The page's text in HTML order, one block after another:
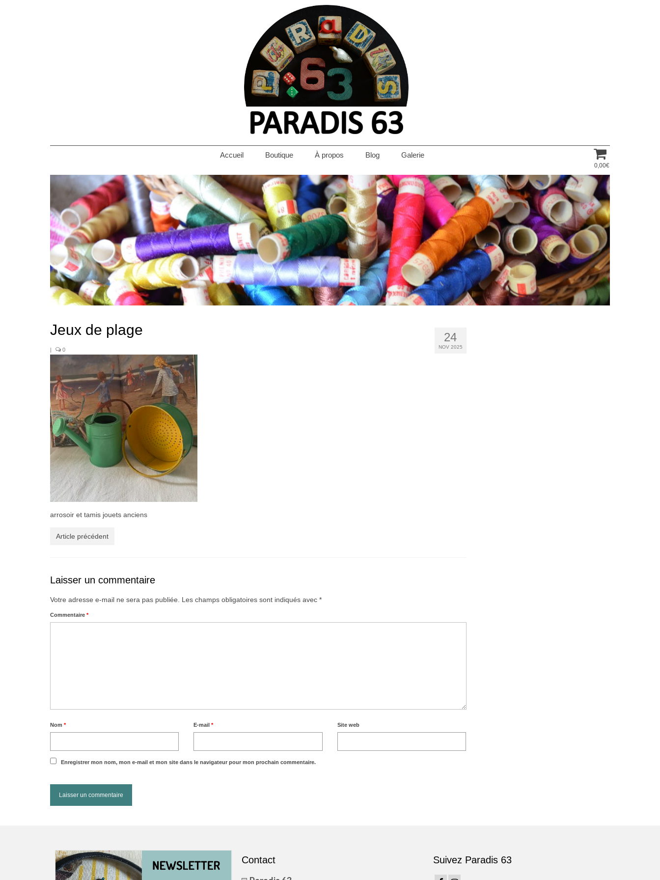
Accueil Boutique À propos Blog Galerie
0,00€
24
NOV 2025
Jeux de plage
| 0
arrosoir et tamis jouets anciens
Article précédent
Laisser un commentaire
Votre adresse e-mail ne sera pas publiée. Les champs obligatoires sont indiqués avec *
Commentaire *
Nom * E-mail* Site web
Enregistrer mon nom, mon e-mail et mon site dans le navigateur pour mon prochain commentaire.
Contact
Suivez Paradis 63